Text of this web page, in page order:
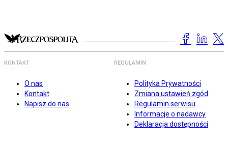
KONTAKT
O nas
Kontakt
Napisz do nas
REGULAMIN
Polityka Prywatności
Zmiana ustawień zgód
Regulamin serwisu
Informacje o nadawcy
Deklaracja dostępności